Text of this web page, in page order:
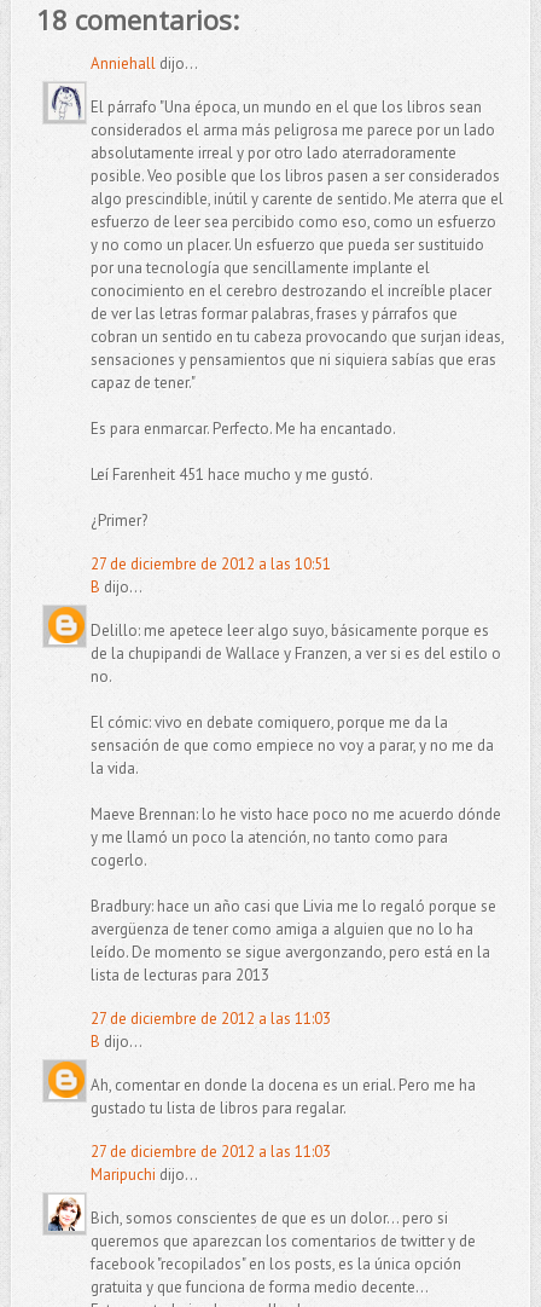
18 comentarios:
Anniehalldijo...
El párrafo "Una época, un mundo en el que los libros sean
considerados el arma más peligrosa me parece por un lado
absolutamente irreal y por otro lado aterradoramente
posible. Veo posible que los libros pasen a ser considerados
algo prescindible, inútil y carente de sentido. Me aterra que el
esfuerzo de leer sea percibido como eso, como un esfuerzo
y no como un placer. Un esfuerzo que pueda ser sustituido
por una tecnología que sencillamente implante el
conocimiento en el cerebro destrozando el increíble placer
de ver las letras formar palabras, frases y párrafos que
cobran un sentido en tu cabeza provocando que surjan ideas,
sensaciones y pensamientos que ni siquiera sabías que eras
capaz de tener."
Es para enmarcar. Perfecto. Me ha encantado.
Leí Farenheit 451 hace mucho y me gustó.
¿Primer?
27 de diciembre de 2012 a las 10:51
B dijo...
Delillo: me apetece leer algo suyo, básicamente porque es
de la chupipandi de Wallace y Franzen, a ver si es del estilo o
no.
El cómic: vivo en debate comiquero, porque me da la
sensación de que como empiece no voy a parar, y no me da
la vida.
Maeve Brennan: lo he visto hace poco no me acuerdo dónde
y me llamó un poco la atención, no tanto como para
cogerlo.
Bradbury: hace un año casi que Livia me lo regaló porque se
avergüenza de tener como amiga a alguien que no lo ha
leído. De momento se sigue avergonzando, pero está en la
lista de lecturas para 2013
27 de diciembre de 2012 a las 11:03
B dijo...
Ah, comentar en donde la docena es un erial. Pero me ha
gustado tu lista de libros para regalar.
27 de diciembre de 2012 a las 11:03
Maripuchi dijo...
Bich, somos conscientes de que es un dolor... pero si
queremos que aparezcan los comentarios de twitter y de
facebook "recopilados" en los posts, es la única opción
gratuita y que funciona de forma medio decente...